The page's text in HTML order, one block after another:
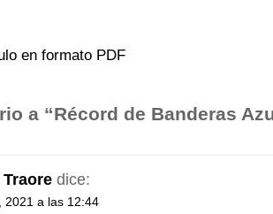
en formato PDF
a “Récord de Banderas
dice:
2021 a las 12:44